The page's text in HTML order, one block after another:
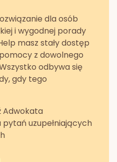
dla osób
i wygodnej porady
masz stały dostęp
z dowolnego
odbywa się
gdy tego
Adwokata
pytań uzupełniających